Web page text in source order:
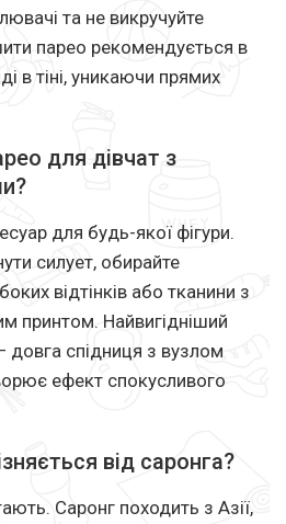
та не викручуйте
парео рекомендується в
в тіні, уникаючи прямих
для дівчат з
для будь-якої фігури.
силует, обирайте
відтінків або тканини з
принтом. Найвигідніший
довга спідниця з вузлом
ефект спокусливого
від саронга?
Саронг походить з Азії,